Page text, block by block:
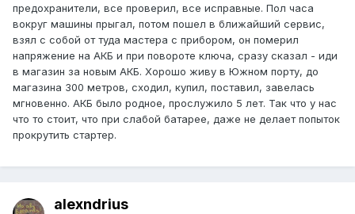
предохранители, все проверил, все исправные. Пол часа
вокруг машины прыгал, потом пошел в ближайший сервис,
взял с собой от туда мастера с прибором, он померил
напряжение на АКБ и при повороте ключа, сразу сказал - иди
в магазин за новым АКБ. Хорошо живу в Южном порту, до
магазина 300 метров, сходил, купил, поставил, завелась
мгновенно. АКБ было родное, прослужило 5 лет. Так что у нас
что то стоит, что при слабой батарее, даже не делает попыток
прокрутить стартер.
alexndrius